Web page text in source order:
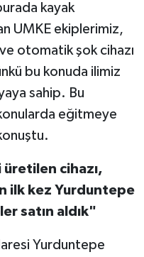
kayak
UMKE ekiplerimiz,
otomatik şok cihazı
bu konuda ilimiz
sahip. Bu
eğitmeye
cihazı,
ilk kez Yurduntepe
satın aldık"
Yurduntepe